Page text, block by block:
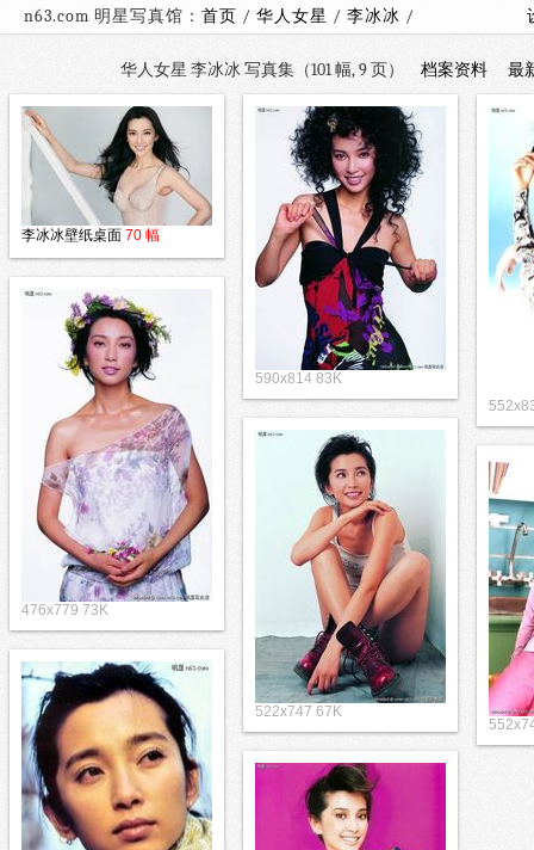
n63.com 明星写真馆： 首页 / 华人女星 / 李冰冰 /
华人女星 李冰冰 写真集（101 幅, 9 页） 档案资料 最
李冰冰壁纸桌面 70 幅
590x814 83K
476x779 73K
522x747 67K